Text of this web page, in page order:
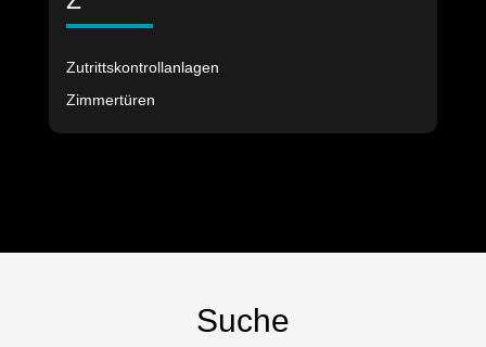
Zutrittskontrollanlagen
Zimmertüren
Suche